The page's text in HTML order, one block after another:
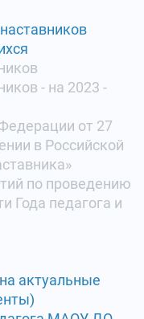
- на 2023 -
от 27
в Российской
по проведению
Года педагога и
актуальные